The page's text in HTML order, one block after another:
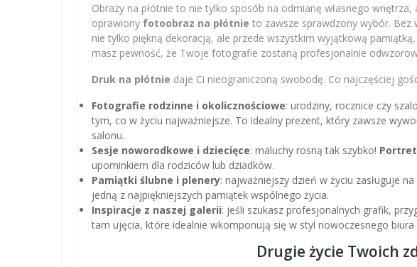
Obrazy na płótnie to nie tylko sposób na odmianę własnego
oprawiony fotoobraz na płótnie to zawsze sprawdzony wybór. Bez
nie tylko piękną dekoracją, ale przede wszystkim wyjątkową
masz pewność, że Twoje fotografie zostaną profesjonalnie
Druk na płótnie daje Ci nieograniczoną swobodę. Co najczęściej
Fotografie rodzinne i okolicznościowe: urodziny, rocznice czy
tym, co w życiu najważniejsze. To idealny prezent, który zawsze
salonu.
Sesje noworodkowe i dziecięce: maluchy rosną tak szybko!
upominkiem dla rodziców lub dziadków.
Pamiątki ślubne i plenery: najważniejszy dzień w życiu zasługuje
jedną z najpiękniejszych pamiątek wspólnego życia.
Inspiracje z naszej galerii: jeśli szukasz profesjonalnych grafik,
tam ujęcia, które idealnie wkomponują się w styl nowoczesnego biura
Drugie życie Twoich